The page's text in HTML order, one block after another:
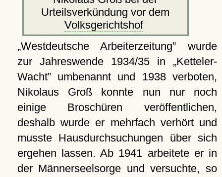
Urteilsverkündung vor dem
Volksgerichtshof
Westdeutsche Arbeiterzeitung
wurde
zur Jahreswende 1934/35 in
Ketteler-
Wacht umbenannt und 1938 verboten,
Nikolaus Groß konnte nun nur noch
einige Broschüren veröffentlichen,
deshalb wurde er mehrfach verhört und
musste Hausdurchsuchungen über sich
ergehen lassen. Ab 1941 arbeitete er in
der Männerseelsorge und versuchte, so